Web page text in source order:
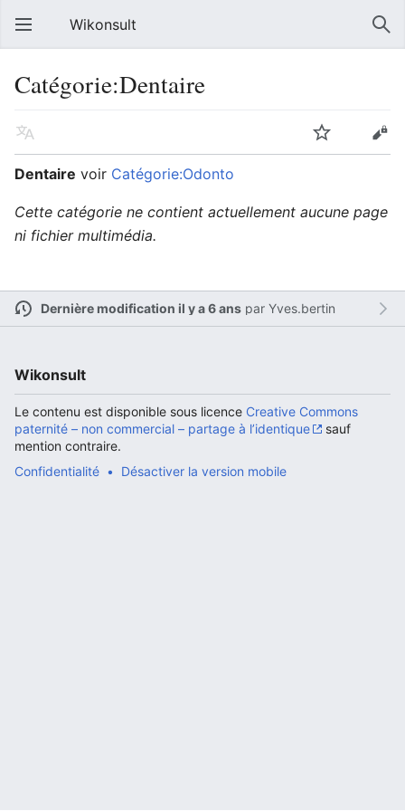
Wikonsult
Catégorie:Dentaire
Dentaire voir Catégorie:Odonto
Cette catégorie ne contient actuellement aucune page
ni fichier multimédia.
Dernière modification il y a 6 anspar Yves.bertin
Wikonsult
Le contenu est disponible sous licence Creative Commons
paternité – non commercial – partage à l’identique
sauf
mention contraire.
Confidentialité
Désactiver la version mobile